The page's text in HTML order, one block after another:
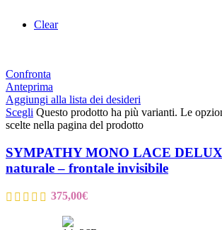
Clear
Confronta
Anteprima
Aggiungi alla lista dei desideri
Scegli Questo prodotto ha più varianti. Le
scelte nella pagina del prodotto
SYMPATHY MONO LACE
naturale – frontale invisibile
375,00€